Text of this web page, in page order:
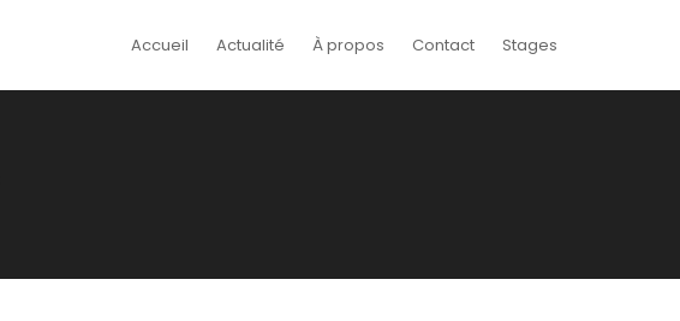
Accueil Actualité À propos Contact Stages